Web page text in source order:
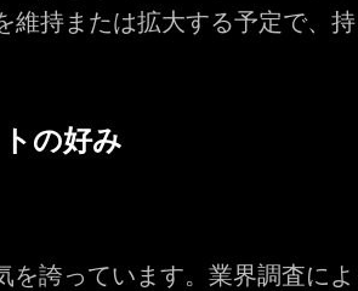
維持または拡大する予定で、持
の好み
誇っています。業界調査によ